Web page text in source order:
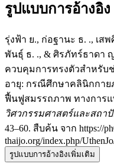
รูปแบบการอ้างอิง
รุ่งฟ้า ย., ก่อฐานะ ธ. ., เส
พันธุ์ ธ. ., & ศิรภัทร์ธาดา
ควบคุมการทรงตัวสำหรับ
อายุ: กรณีศึกษาคลินิกกาย
ฟื้นฟูสมรรถภาพ ทางการ
วิศวกรรมศาสตร์และสถา
43–60. สืบค้น จาก https://
thaijo.org/index.php/
รูปแบบการอ้างอิงเพิ่มเติม